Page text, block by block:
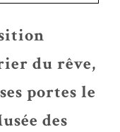
du rêve,
portes le
des